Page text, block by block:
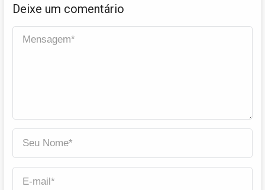
Deixe um comentário